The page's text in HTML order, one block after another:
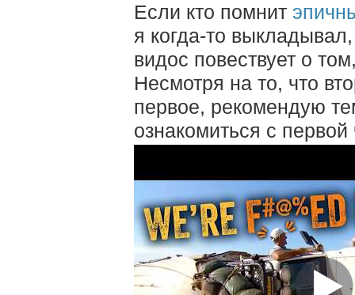
Если кто помнит
я когда-то
видос повествует о
Несмотря на то, что
первое, рекомендую
ознакомиться с